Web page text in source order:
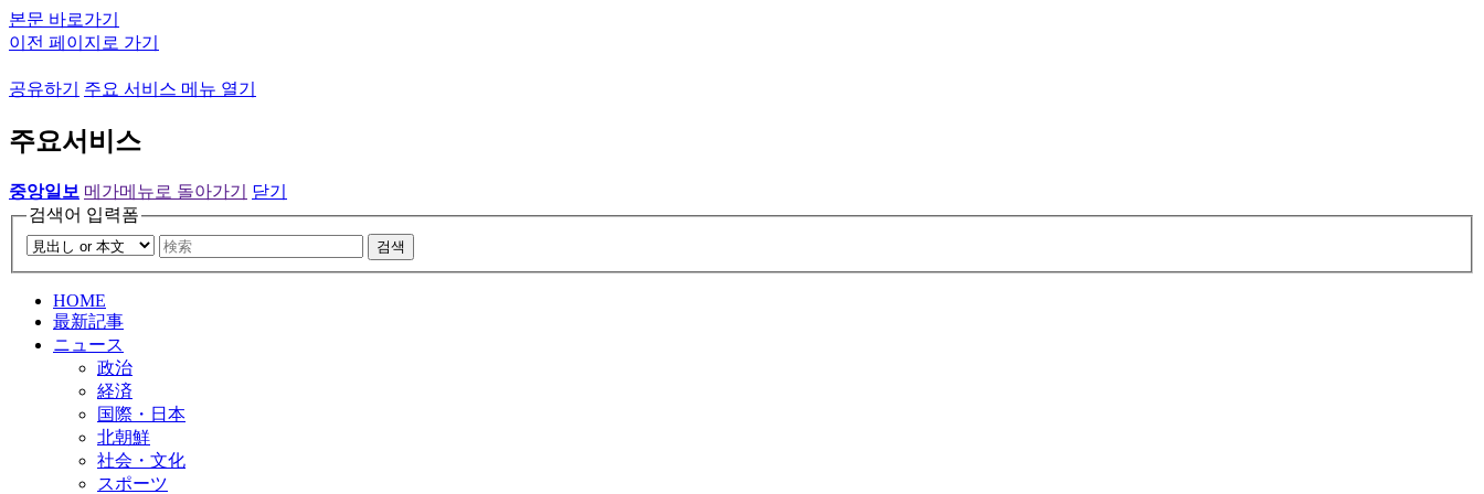
본문 바로가기
이전 페이지로 가기
공유하기 주요 서비스 메뉴 열기
주요서비스
중앙일보 메가메뉴로 돌아가기
닫기
검색어 입력폼
검색
HOME
最新記事
ニュース
政治
経済
国際・日本
北朝鮮
社会・文化
スポーツ